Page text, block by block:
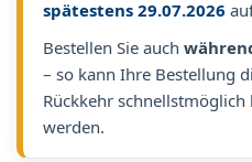
spätestens 29.07.2026
Bestellen Sie auch
– so kann Ihre Bestellung
Rückkehr
werden.